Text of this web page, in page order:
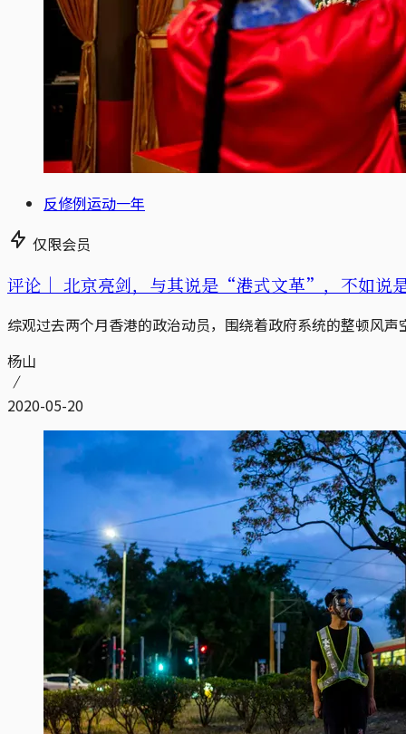
反修例运动一年
仅限会员
评论｜ 北京亮剑，与其说是“港式文革”，不如
综观过去两个月香港的政治动员，围绕着政府系统的整顿
杨山
2020-05-20